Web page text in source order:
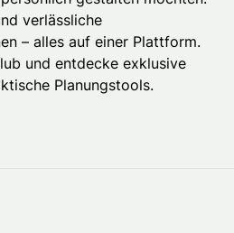
verlässliche
– alles auf einer Plattform.
und entdecke exklusive
Planungstools.